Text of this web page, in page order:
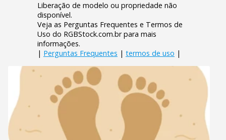
Liberação de modelo ou propriedade não
disponível.
Veja as Perguntas Frequentes e Termos de
Uso do RGBStock.com.br para mais
informações.
| Perguntas Frequentes | termos de uso |